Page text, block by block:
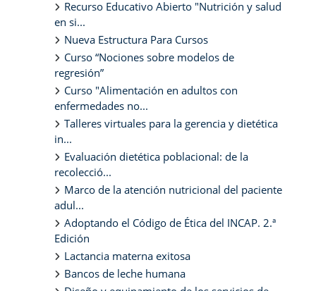
Recurso Educativo Abierto "Nutrición y salud
en si...
Nueva Estructura Para Cursos
Curso “Nociones sobre modelos de
regresión”
Curso "Alimentación en adultos con
enfermedades no...
Talleres virtuales para la gerencia y dietética
in...
Evaluación dietética poblacional: de la
recolecció...
Marco de la atención nutricional del paciente
adul...
Adoptando el Código de Ética del INCAP. 2.ª
Edición
Lactancia materna exitosa
Bancos de leche humana